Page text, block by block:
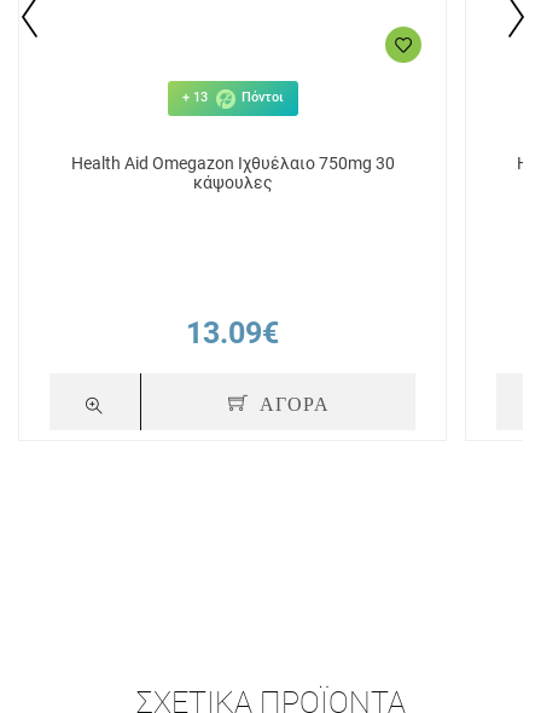
+ 13 Πόντοι
Health Aid Omegazon Ιχθυέλαιο 750mg 30
κάψουλες
13.09€
ΑΓΟΡΑ
ΣΧΕΤΙΚΆ ΠΡΟΪΌΝΤΑ